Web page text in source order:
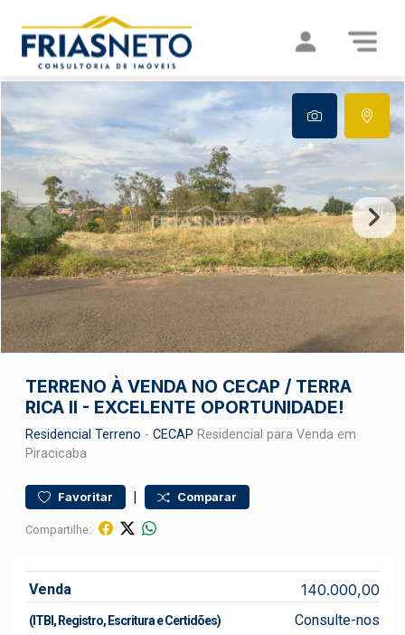
TERRENO À VENDA NO CECAP / TERRA
RICA II - EXCELENTE OPORTUNIDADE!
Residencial Terreno - CECAP Residencial para Venda em
Piracicaba
Favoritar | Comparar
Compartilhe:
Venda 140.000,00
(ITBI, Registro, Escritura e Certidões) Consulte-nos